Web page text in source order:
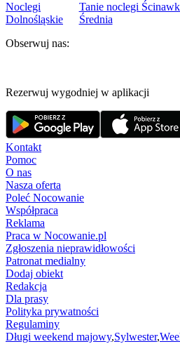
Noclegi
Dolnośląskie
Tanie noclegi
Średnia
Obserwuj nas:
Rezerwuj wygodniej w aplikacji
Kontakt
Pomoc
O nas
Nasza oferta
Poleć Nocowanie
Współpraca
Reklama
Praca w Nocowanie.pl
Zgłoszenia nieprawidłowości
Patronat medialny
Dodaj obiekt
Redakcja
Dla prasy
Polityka prywatności
Regulaminy
Długi weekend majowy,Sylwester,